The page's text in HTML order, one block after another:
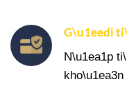
G\u1eedi
N\u1ea1p